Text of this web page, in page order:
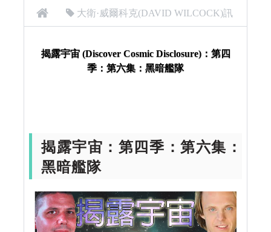
大衛·威爾科克(DAVID WILCOCK)訊
UFO 揭露宇宙 (Discover Cosmic
揭露宇宙 (Discover Cosmic Disclosure)：第四
季：第六集：黑暗艦隊
揭露宇宙：第四季：第六集：
黑暗艦隊